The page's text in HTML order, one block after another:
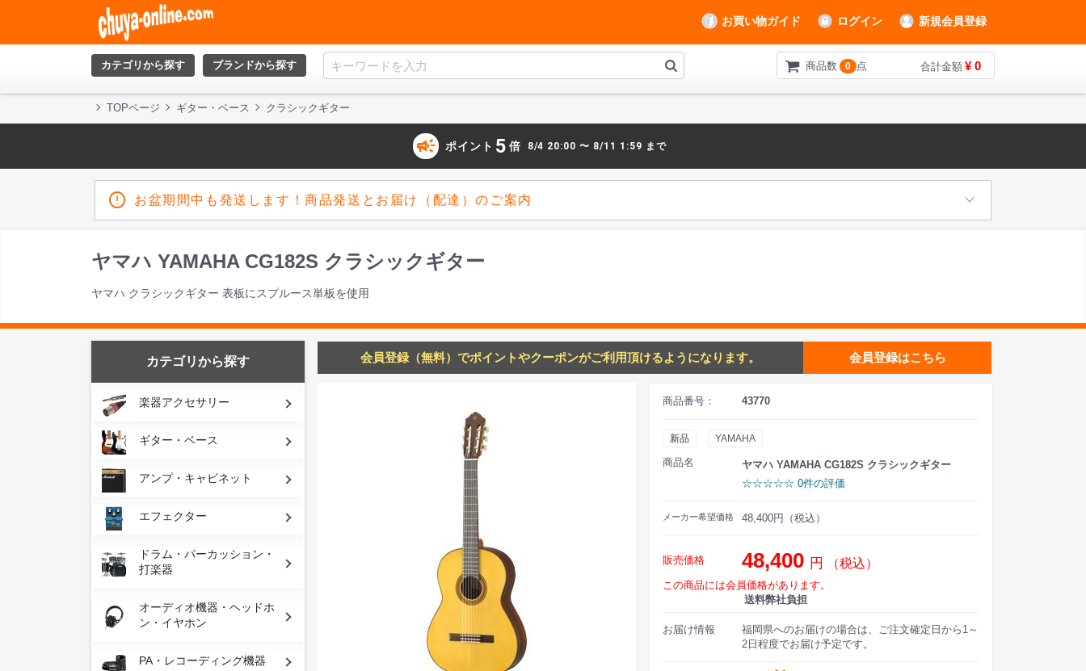
お買い物ガイド ログイン 新規会員登録
カテゴリから探す ブランドから探す 商品数 0 点 合計金額 ¥ 0
TOPページ ギター・ベース クラシックギター
campaign ポイント 5 倍 8/4 20:00 〜 8/11 1:59 まで
お盆期間中も発送します！商品発送とお届け（配達）のご案内
ヤマハ YAMAHA CG182S クラシックギター
ヤマハ クラシックギター 表板にスプルース単板を使用
カテゴリから探す
楽器アクセサリー
ギター・ベース
アンプ・キャビネット
エフェクター
ドラム・パーカッション・
打楽器
オーディオ機器・ヘッドホ
ン・イヤホン
PA・レコーディング機器
会員登録（無料）でポイントやクーポンがご利用頂けるようになります。 会員登録はこちら
商品番号： 43770
新品 YAMAHA
商品名
ヤマハ YAMAHA CG182S クラシックギター
☆☆☆☆☆ 0件の評価
メーカー希望価格 48,400円（税込）
販売価格 48,400 円 （税込）
この商品には会員価格があります。
送料弊社負担
お届け情報
福岡県へのお届けの場合は、ご注文確定日から1～
2日程度でお届け予定です。